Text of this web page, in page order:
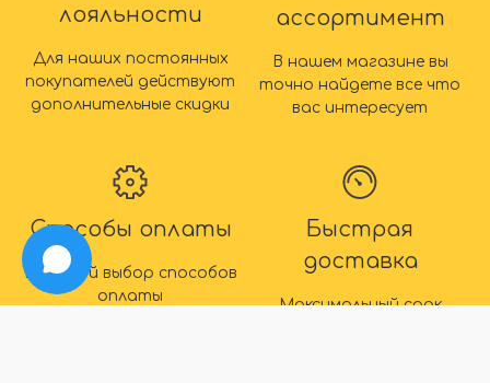
лояльности
Для наших постоянных
покупателей действуют
дополнительные скидки
ассортимент
В нашем магазине вы
точно найдете все что
вас интересует
Способы оплаты
Большой выбор способов
оплаты
Быстрая
доставка
Максимальный срок